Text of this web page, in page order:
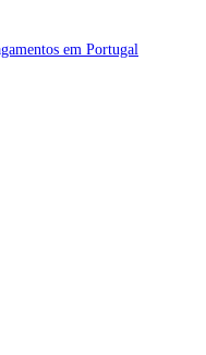
em Portugal